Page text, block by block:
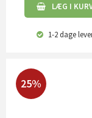
LÆG I
1-2 dage
25%